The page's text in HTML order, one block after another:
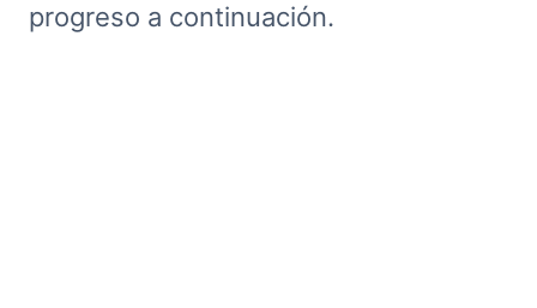
progreso a continuación.